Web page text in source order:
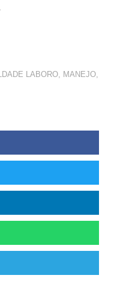
.
LABORO, MANEJO,